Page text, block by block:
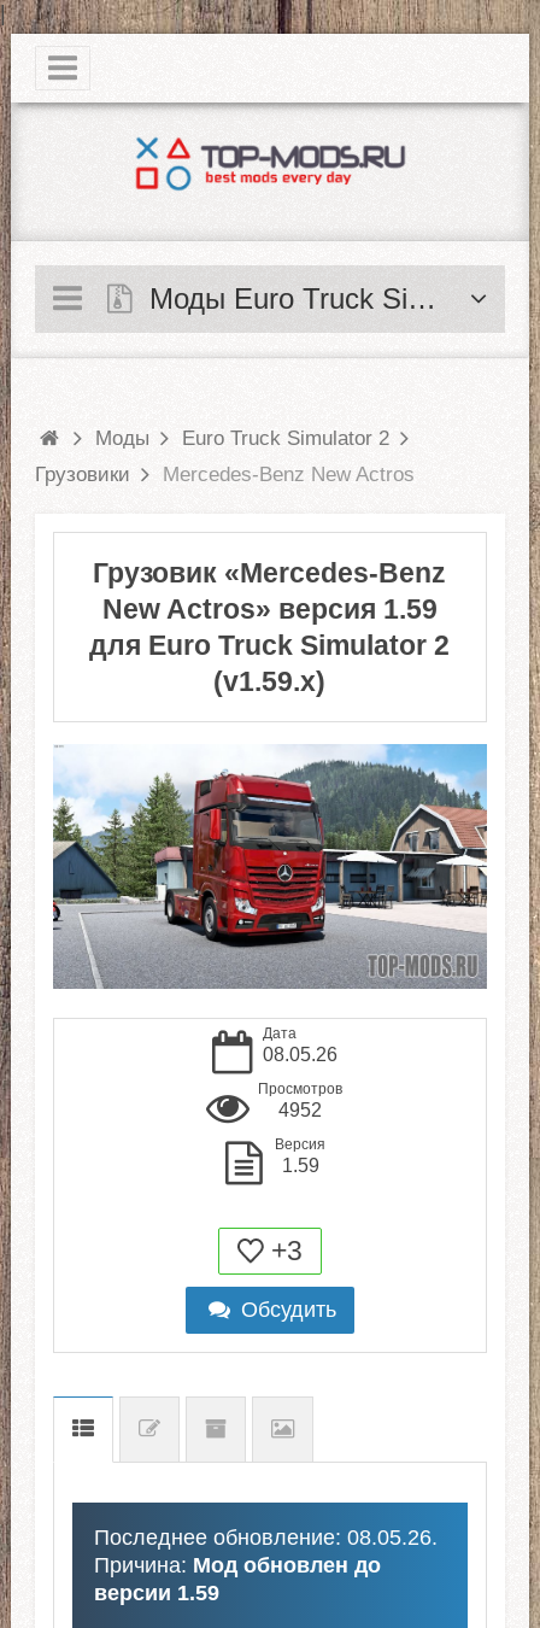
|
Моды Euro Truck Simulator 2
Моды
Euro Truck Simulator 2
Грузовики
Mercedes-Benz New Actros
Грузовик «Mercedes-Benz
New Actros» версия 1.59
для Euro Truck Simulator 2
(v1.59.x)
Дата
08.05.26
Просмотров
4952
Версия
1.59
+3
Обсудить
Последнее обновление: 08.05.26.
Причина: Мод обновлен до
версии 1.59